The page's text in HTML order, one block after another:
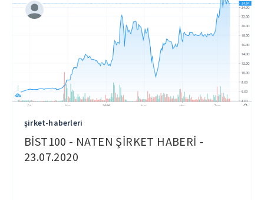
şirket-haberleri
BİST100 - NATEN ŞİRKET HABERİ -
23.07.2020